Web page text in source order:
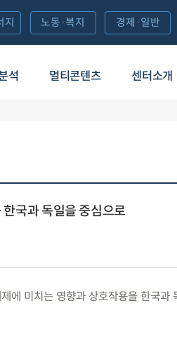
석 멀티콘텐츠 센터소개
지 노동·복지 경제·일반
국과 독일을 중심으로
에 미치는 영향과 상호작용을 한국과